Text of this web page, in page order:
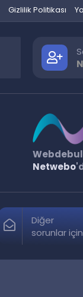
Gizlilik Politikası
Netwebo
Diğer
sorunlar